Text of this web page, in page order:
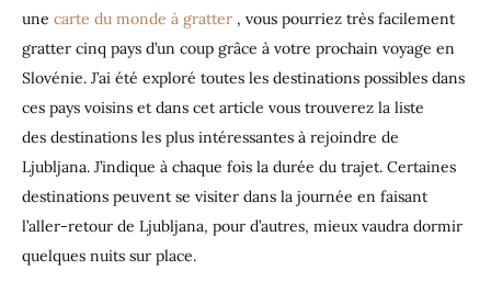
une carte du monde à gratter , vous pourriez très facilement
gratter cinq pays d’un coup grâce à votre prochain voyage en
Slovénie. J’ai été exploré toutes les destinations possibles dans
ces pays voisins et dans cet article vous trouverez la liste
des destinations les plus intéressantes à rejoindre de
Ljubljana. J’indique à chaque fois la durée du trajet. Certaines
destinations peuvent se visiter dans la journée en faisant
l’aller-retour de Ljubljana, pour d’autres, mieux vaudra dormir
quelques nuits sur place.